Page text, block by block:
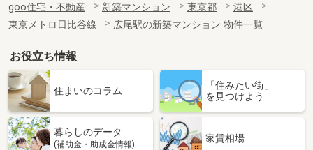
goo住宅・不動産 新築マンション 東京都
港区
東京メトロ日比谷線
広尾駅の新築マンション 物件一覧
お役立ち情報
住まいのコラム
「住みたい街」
を見つけよう
暮らしのデータ
(補助金・助成金情報)
家賃相場